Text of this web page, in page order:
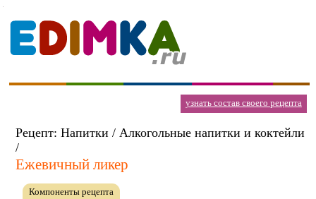
узнать состав своего рецепта
Рецепт: Напитки / Алкогольные напитки и коктейли
/
Ежевичный ликер
Компоненты рецепта